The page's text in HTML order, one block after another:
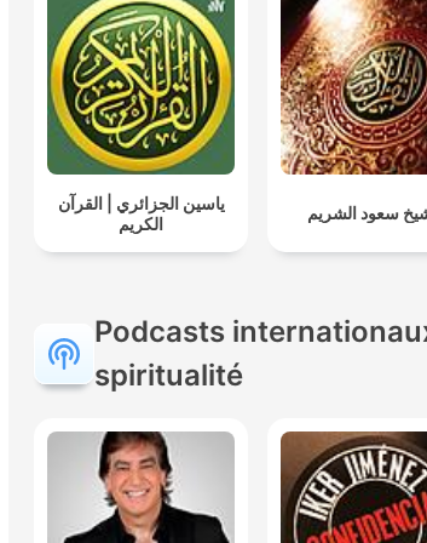
ياسين الجزائري | القرآن
الكريم
سعود الشريم
Podcasts
spiritualité